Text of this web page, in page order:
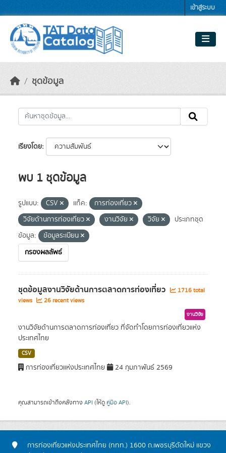
เข้าสู่ระบบ
ชุดข้อมูล
เรียงโดย
พบ 1 ชุดข้อมูล
รูปแบบ: CSV แท็ค:
การท่องเที่ยว
วิจัยด้านการท่องเที่ยว
งานวิจัย วิจัย
ประเภทชุด
ข้อมูล:
ข้อมูลระเบียน
กรองผลลัพธ์
ชุดข้อมูลงานวิจัยด้านการตลาดการท่องเที่ยว
1716 total
views
26 recent views
งานวิจัย
งานวิจัยด้านการตลาดการท่องเที่ยว ที่จัดทำโดยการท่องเที่ยวแห่ง
ประเทศไทย
CSV
การท่องเที่ยวแห่งประเทศไทย 24 กุมภาพันธ์ 2569
คุณสามารถเข้าถึงคลังทาง API (ให้ดู คู่มือ API).
การท่องเที่ยวแห่งประเทศไทย (ททท.) 1600 ถ.เพชรบุรีตัดใหม่ แขวง